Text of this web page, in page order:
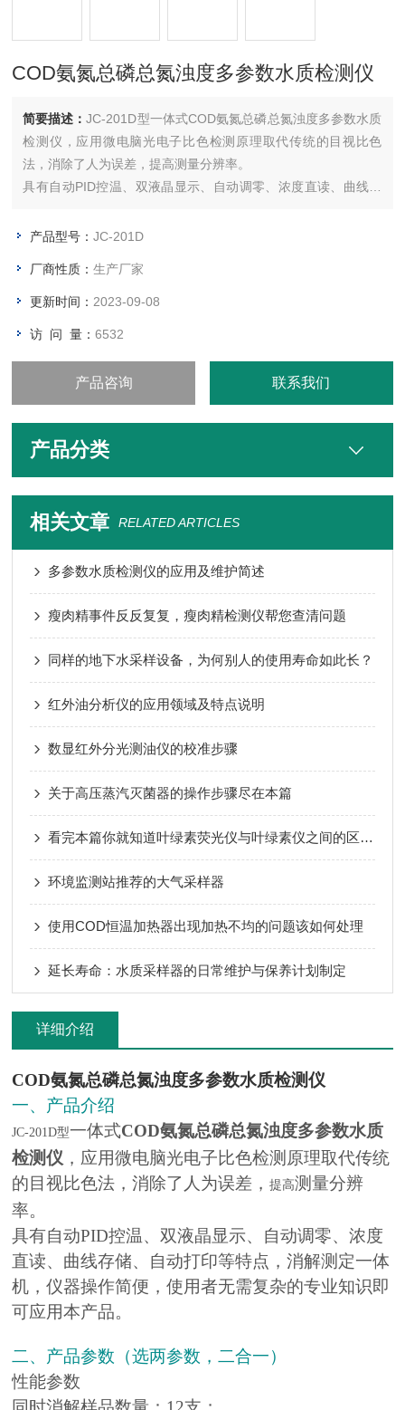
COD氨氮总磷总氮浊度多参数水质检测仪
简要描述：JC-201D型一体式COD氨氮总磷总氮浊度多参数水质
检测仪，应用微电脑光电子比色检测原理取代传统的目视比色
法，消除了人为误差，提高测量分辨率。
具有自动PID控温、双液晶显示、自动调零、浓度直读、曲线存
无需复杂的专业知识即可应用本产品。
产品型号：JC-201D
厂商性质：生产厂家
更新时间： 2023-09-08
访 问 量：6532
产品咨询 联系我们
产品分类
相关文章 RELATED ARTICLES
多参数水质检测仪的应用及维护简述
瘦肉精事件反反复复，瘦肉精检测仪帮您查清问题
同样的地下水采样设备，为何别人的使用寿命如此长？
红外油分析仪的应用领域及特点说明
数显红外分光测油仪的校准步骤
关于高压蒸汽灭菌器的操作步骤尽在本篇
看完本篇你就知道叶绿素荧光仪与叶绿素仪之间的区别了
环境监测站推荐的大气采样器
使用COD恒温加热器出现加热不均的问题该如何处理
延长寿命：水质采样器的日常维护与保养计划制定
详细介绍
COD氨氮总磷总氮浊度多参数水质检测仪
一、产品介绍
JC-201D型一体式COD氨氮总磷总氮浊度多参数水质
检测仪 ，应用微电脑光电子比色检测原理取代传统
的目视比色法，消除了人为误差，提高测量分辨
率。
具有自动PID控温、双液晶显示、自动调零、浓度
直读、曲线存储、自动打印等特点，消解测定一体
机，仪器操作简便，使用者无需复杂的专业知识即
可应用本产品。
二、产品参数（选两参数，二合一）
性能参数